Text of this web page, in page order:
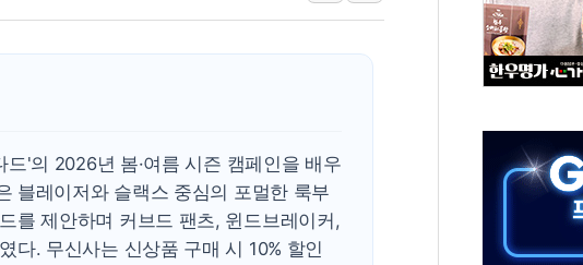
주말 무더위·열대야 지속…내륙 곳곳 소나기
오세훈 "용산공원 주택 검토, 민주당 스스로 원
충북 주말 무더위 지속…청주·진천 35도, 곳곳
한상협, 업계 개인정보 보안 새판 짠다…'자율
민주당, 오늘 제주·인천 경선 발표...김민석 '재
뉴욕증시, 고용 쇼크에 금리 인상 우려 후퇴
트럼프, 쿡 연준 이사 해임 재추진…"26일까지
'의 2026년 봄·여름 시즌 캠페인을 배우
블레이저와 슬랙스 중심의 포멀한 룩부
를 제안하며 커브드 팬츠, 윈드브레이커,
다. 무신사는 신상품 구매 시 10% 할인